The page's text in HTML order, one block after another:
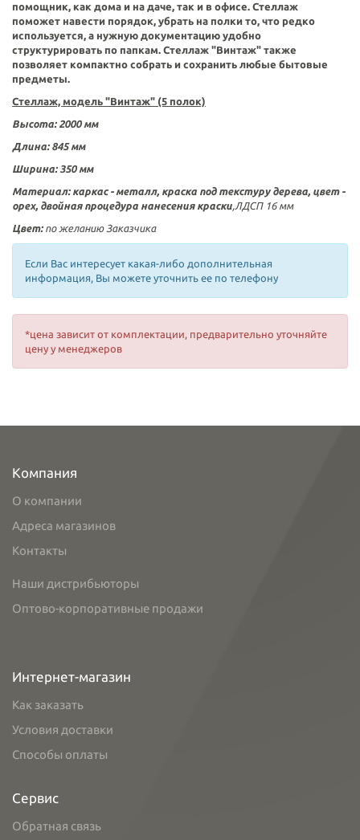
помощник, как дома и на даче, так и в офисе. Стеллаж
поможет навести порядок, убрать на полки то, что редко
используется, а нужную документацию удобно
структурировать по папкам. Стеллаж "Винтаж" также
позволяет компактно собрать и сохранить любые бытовые
предметы.
Стеллаж, модель "Винтаж" (5 полок)
Высота: 2000 мм
Длина: 845 мм
Ширина: 350 мм
Материал: каркас - металл, краска под текстуру дерева, цвет -
орех, двойная процедура нанесения краски,ЛДСП 16 мм
Цвет: по желанию Заказчика
Если Вас интересует какая-либо дополнительная
информация, Вы можете уточнить ее по телефону
*цена зависит от комплектации, предварительно уточняйте
цену у менеджеров
Компания
О компании
Адреса магазинов
Контакты
Наши дистрибьюторы
Оптово-корпоративные продажи
Интернет-магазин
Как заказать
Условия доставки
Способы оплаты
Сервис
Обратная связь